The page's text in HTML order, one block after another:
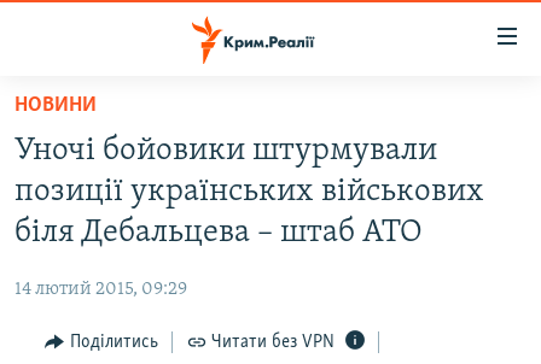
Перейти
основного
матеріалу
Перейти
до
основної
Перейти
ВІДЕО ТА ФОТО
БЛОГИ
ПОГЛЯД
НОВИНИ
Уночі бойовики штурмували
позиції українських військових
біля Дебальцева – штаб АТО
14 лютий 2015, 09:29
Поділитись Читати без VPN